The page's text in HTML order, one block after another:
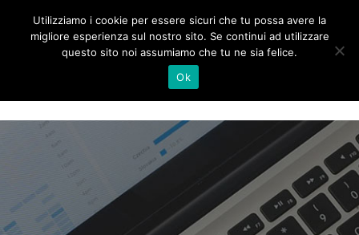
Utilizziamo i cookie per essere sicuri che tu possa avere la
migliore esperienza sul nostro sito. Se continui ad utilizzare
questo sito noi assumiamo che tu ne sia felice.
Ok